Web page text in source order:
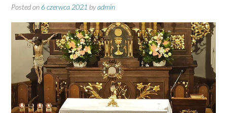
Posted on 6 czerwca 2021 byadmin